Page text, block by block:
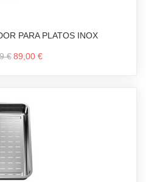
PARA PLATOS INOX
€ 89,00 €